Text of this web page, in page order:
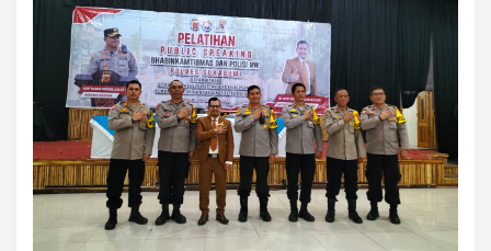
e
s
S
u
k
a
b
u
m
i
G
e